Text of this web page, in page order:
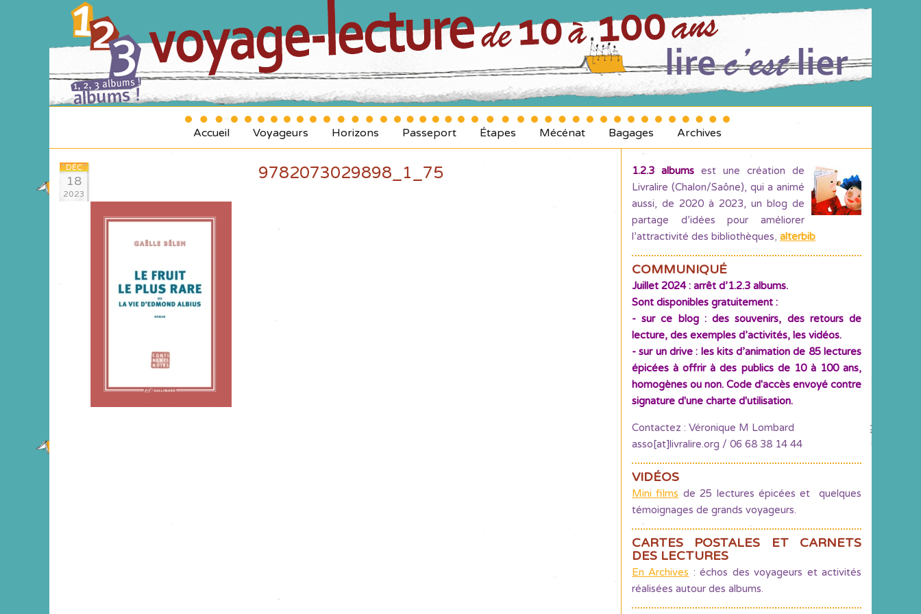
Accueil Voyageurs Horizons Passeport Étapes Mécénat Bagages Archives
DÉC
18
2023
9782073029898_1_75 1.2.3 albums est une création de
Livralire (Chalon/Saône), qui a animé
aussi, de 2020 à 2023, un blog de
partage d’idées pour améliorer
l’attractivité des bibliothèques, alterbib
COMMUNIQUÉ
Juillet 2024 : arrêt d’1.2.3 albums.
Sont disponibles gratuitement :
- sur ce blog : des souvenirs, des retours de
lecture, des exemples d’activités, les vidéos.
- sur un drive : les kits d’animation de 85 lectures
épicées à offrir à des publics de 10 à 100 ans,
homogènes ou non. Code d'accès envoyé contre
signature d'une charte d'utilisation.
Contactez : Véronique M Lombard
asso[at]livralire.org / 06 68 38 14 44
VIDÉOS
Mini films de 25 lectures épicées et quelques
témoignages de grands voyageurs.
CARTES POSTALES ET CARNETS
DES LECTURES
En Archives : échos des voyageurs et activités
réalisées autour des albums.